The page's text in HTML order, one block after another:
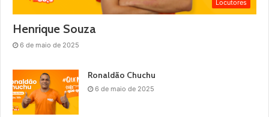
Locutores
Henrique Souza
6 de maio de 2025
Ronaldão Chuchu
6 de maio de 2025